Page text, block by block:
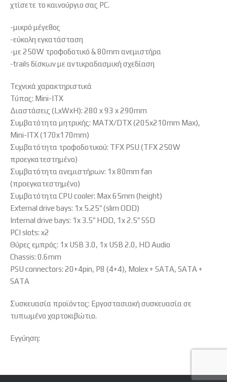
χτίσετε το καινούργιο σας PC.
-μικρό μέγεθος
-εύκολη εγκατάσταση
-με 250W τροφοδοτικό & 80mm ανεμιστήρα
-trails δίσκων με αντικραδασμική σχεδίαση
Τεχνικά χαρακτηριστικά
Τύπος: Mini-ITX
Διαστάσεις (LxWxH): 280 x 93 x 290mm
Συμβατότητα μητρικής: MATX/DTX (205x210mm Max),
Mini-ITX (170x170mm)
Συμβατότητα τροφοδοτικού: TFX PSU (TFX 250W
προεγκατεστημένο)
Συμβατότητα ανεμιστήρων: 1x 80mm fan
(προεγκατεστημένο)
Συμβατότητα CPU cooler: Max 65mm (height)
External drive bays: 1x 5.25″ (slim ODD)
Internal drive bays: 1x 3.5″ HDD, 1x 2.5″ SSD
PCI slots: x2
Θύρες εμπρός: 1x USB 3.0, 1x USB 2.0, HD Audio
Chassis: 0.6mm
PSU connectors: 20+4pin, P8 (4+4), Molex + SATA, SATA +
SATA
Συσκευασία προϊόντος: Εργοστασιακή συσκευασία σε
τυπωμένο χαρτοκιβώτιο.
Εγγύηση: